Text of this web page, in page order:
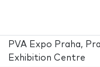
PVA Expo Praha,
Exhibition Centre